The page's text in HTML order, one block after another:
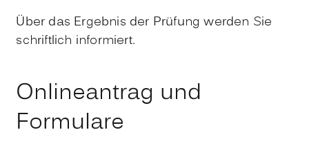
Über das Ergebnis der Prüfung werden Sie
schriftlich informiert.
Onlineantrag und
Formulare